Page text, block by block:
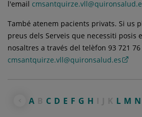
l'email
També atenem pacients privats. Si us
preus dels Serveis que necessiti posis
nosaltres a través del telèfon 93 721 76
cmsantquirze.vll@quironsalud.es
A C D E F G H L M N